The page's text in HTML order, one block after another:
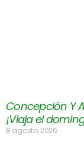
Concepción Y
¡Viaja el
8 agosto, 2026